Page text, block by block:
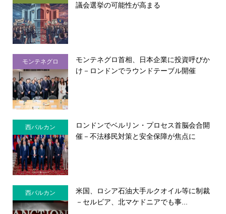
議会選挙の可能性が高まる
モンテネグロ
モンテネグロ首相、日本企業に投資呼びか
け－ロンドンでラウンドテーブル開催
西バルカン
ロンドンでベルリン・プロセス首脳会合開
催－不法移民対策と安全保障が焦点に
西バルカン
米国、ロシア石油大手ルクオイル等に制裁
－セルビア、北マケドニアでも事...